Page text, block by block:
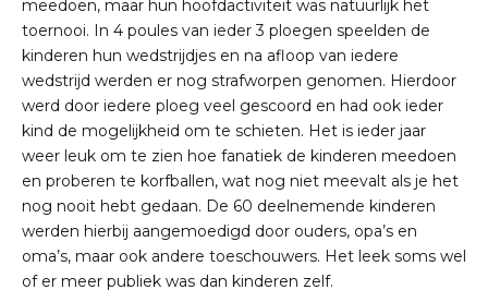
meedoen, maar hun hoofdactiviteit was natuurlijk het
toernooi. In 4 poules van ieder 3 ploegen speelden de
kinderen hun wedstrijdjes en na afloop van iedere
wedstrijd werden er nog strafworpen genomen. Hierdoor
werd door iedere ploeg veel gescoord en had ook ieder
kind de mogelijkheid om te schieten. Het is ieder jaar
weer leuk om te zien hoe fanatiek de kinderen meedoen
en proberen te korfballen, wat nog niet meevalt als je het
nog nooit hebt gedaan. De 60 deelnemende kinderen
werden hierbij aangemoedigd door ouders, opa’s en
oma’s, maar ook andere toeschouwers. Het leek soms wel
of er meer publiek was dan kinderen zelf.